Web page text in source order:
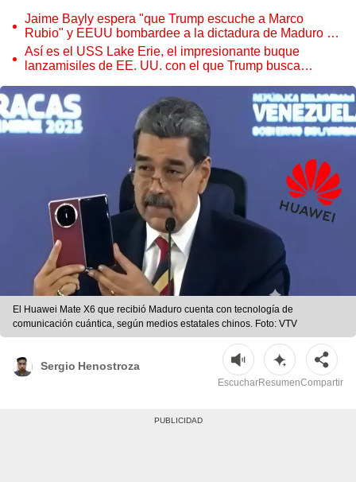
Jaime Bayly espera "que Trump escuche a Marco
Rubio" y EEUU bombardee a la dictadura de Maduro en
Venezuela
Así es el USS Lake Erie, el impresionante buque
lanzamisiles de EE. UU. con el que Trump busca
El Huawei Mate X6 que recibió Maduro cuenta con tecnología de
comunicación cuántica, según medios estatales chinos. Foto: VTV
Sergio Henostroza
EscucharResumenCompartir